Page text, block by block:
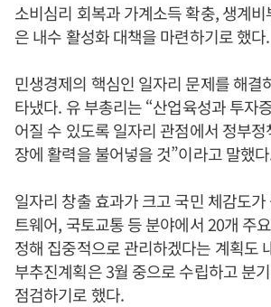
소비심리 회복과 가계소득 확충, 생계
은 내수 활성화 대책을 마련하기로 했다.
민생경제의 핵심인 일자리 문제를 해결
타냈다. 유 부총리는 “산업육성과 투자
어질 수 있도록 일자리 관점에서 정부
장에 활력을 불어넣을 것”이라고 말했
일자리 창출 효과가 크고 국민 체감도
트웨어, 국토교통 등 분야에서 20개 주
정해 집중적으로 관리하겠다는 계획도
부추진계획은 3월 중으로 수립하고 분
점검하기로 했다.